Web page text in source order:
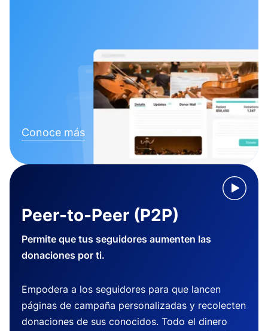
Conoce más
Peer-to-Peer (P2P)
Permite que tus seguidores aumenten las
donaciones por ti.
Empodera a los seguidores para que lancen
páginas de campaña personalizadas y recolecten
donaciones de sus conocidos. Todo el dinero